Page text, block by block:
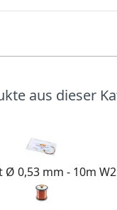
aus dieser
0,53 mm - 10m